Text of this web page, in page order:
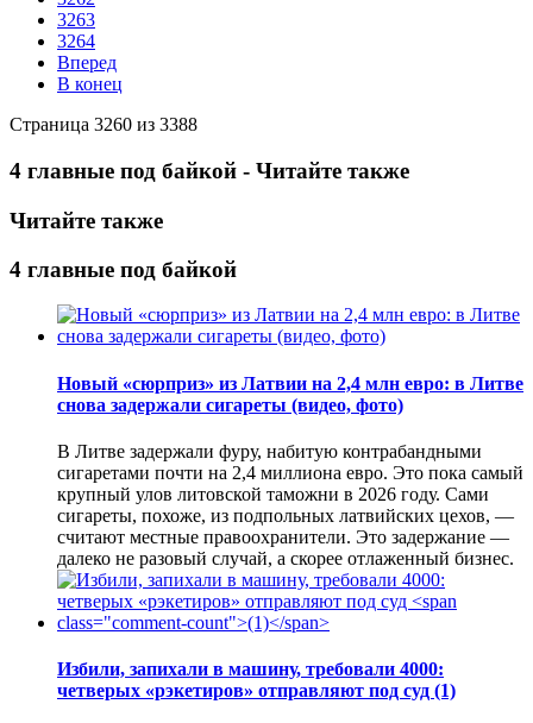
3263
3264
Вперед
В конец
Страница 3260 из 3388
4 главные под байкой - Читайте также
Читайте также
4 главные под байкой
Новый «сюрприз» из Латвии на 2,4 млн евро: в Литве
снова задержали сигареты (видео, фото)
В Литве задержали фуру, набитую контрабандными
сигаретами почти на 2,4 миллиона евро. Это пока самый
крупный улов литовской таможни в 2026 году. Сами
сигареты, похоже, из подпольных латвийских цехов, —
считают местные правоохранители. Это задержание —
далеко не разовый случай, а скорее отлаженный бизнес.
Избили, запихали в машину, требовали 4000:
четверых «рэкетиров» отправляют под суд (1)